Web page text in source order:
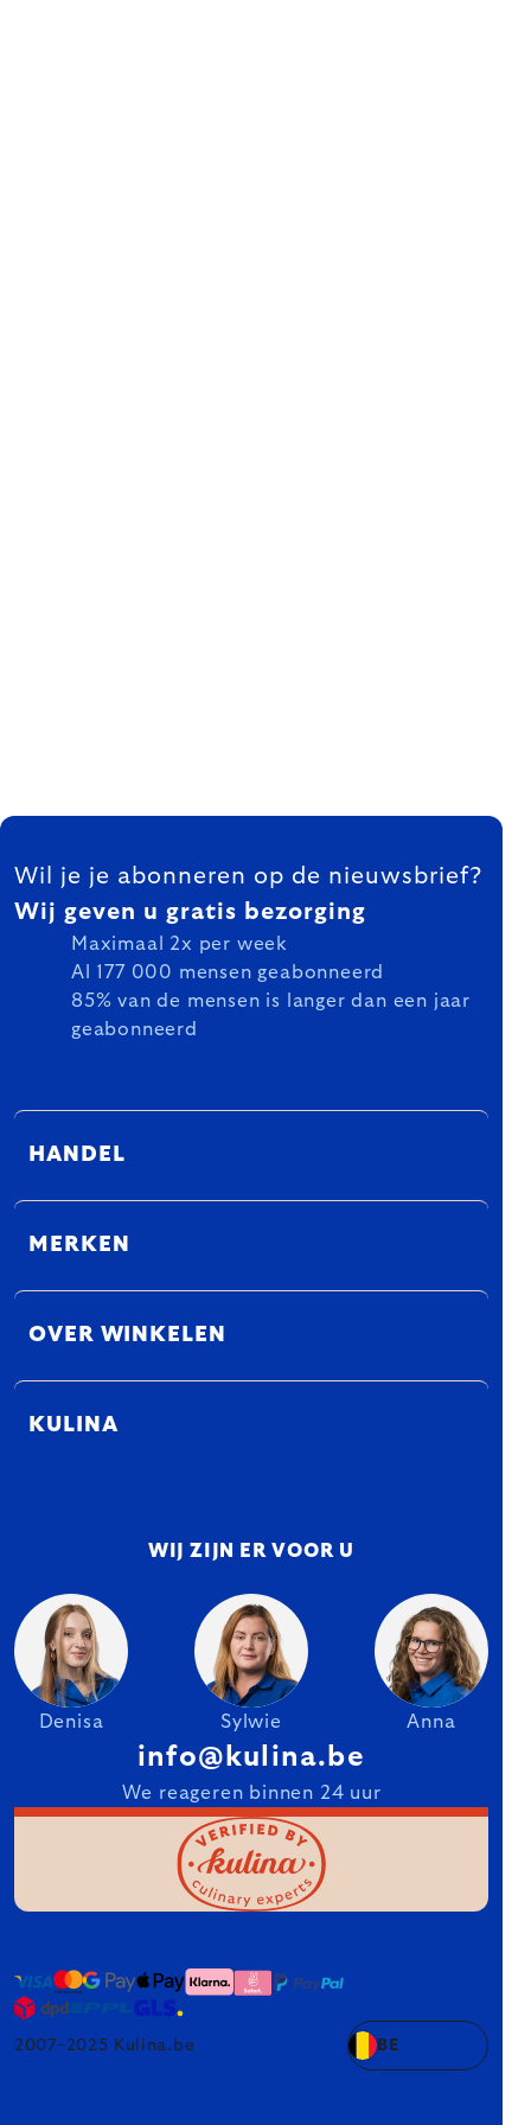
FOOTER
Wil je je abonneren op de nieuwsbrief?
Wij geven u gratis bezorging
Maximaal 2x per week
Al 177 000 mensen geabonneerd
85% van de mensen is langer dan een jaar
geabonneerd
HANDEL
MERKEN
OVER WINKELEN
KULINA
WIJ ZIJN ER VOOR U
Denisa Sylwie Anna
info@kulina.be
We reageren binnen 24 uur
2007–2025 Kulina.be BE